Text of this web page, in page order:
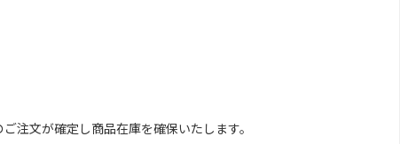
注文が確定し商品在庫を確保いたします。